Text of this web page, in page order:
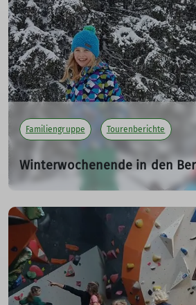
beeindruckende Schillerhöhle
mehr erfahren
Familiengruppe Tourenberichte
Winterwochenende in den
Ski und Rodel gut
Familiengruppe & Friends unterwegs
Erkundungstour im winterlichen
mehr erfahren